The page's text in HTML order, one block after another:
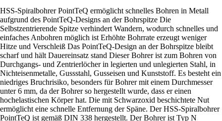
HSS-Spiralbohrer PointTeQ ermöglicht schnelles Bohren in Metall
aufgrund des PointTeQ-Designs an der Bohrspitze Die
Selbstzentrierende Spitze verhindert Wandern, wodurch schnelles und
einfaches Anbohren möglich ist Erhöhte Bohrrate erzeugt weniger
Hitze und Verschleiß Das PointTeQ-Design an der Bohrspitze bleibt
scharf und hält Dauereinsatz stand Dieser Bohrer ist zum Bohren von
Durchgangs- und Zentrierlöcher in legierten und unlegierten Stahl, in
Nichteisenmetalle, Gussstahl, Gusseisen und Kunststoff. Es besteht ein
niedriges Bruchrisiko, besonders für Bohrer mit einem Durchmesser
unter 6 mm, da der Bohrer so hergestellt wurde, dass er einen
hochelastischen Körper hat. Die mit Schwarzoxid beschichtete Nut
ermöglicht eine schnelle Entfernung der Späne. Der HSS-Spiralbohrer
PointTeQ ist gemäß DIN 338 hergestellt. Der Bohrer ist Typ N